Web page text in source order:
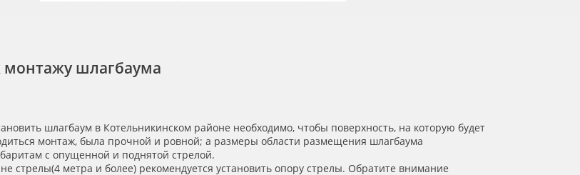
монтажу шлагбаума
шлагбаум в Котельникинском районе необходимо, чтобы поверхность, на которую будет
монтаж, была прочной и ровной; а размеры области размещения шлагбаума
с опущенной и поднятой стрелой.
стрелы(4 метра и более) рекомендуется установить опору стрелы. Обратите внимание